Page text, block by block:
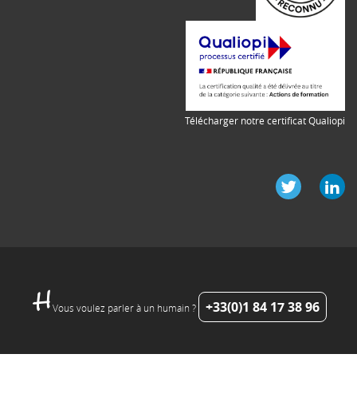
Télécharger notre certificat Qualiopi
Vous voulez parler à un humain ? +33(0)1 84 17 38 96